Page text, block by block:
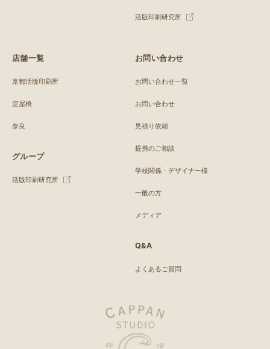
活版印刷研究所
店舗一覧
京都活版印刷所
淀屋橋
奈良
グループ
活版印刷研究所
お問い合わせ
お問い合わせ一覧
お問い合わせ
見積り依頼
提携のご相談
学校関係・デザイナー様
一般の方
メディア
Q&A
よくあるご質問